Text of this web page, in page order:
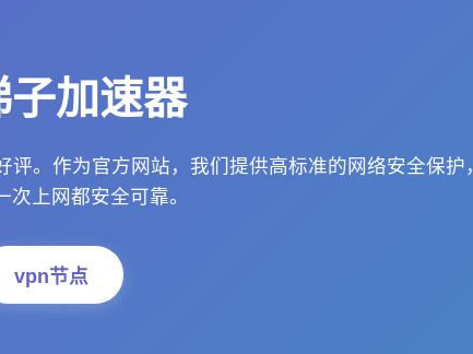
加速器
。作为官方网站，我们提供高标准的网络安全保护，
次上网都安全可靠。
vpn节点